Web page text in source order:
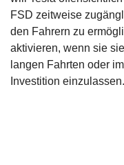
FSD zeitweise
den Fahrern zu
aktivieren, wenn sie
langen Fahrten oder
Investition einzulassen.